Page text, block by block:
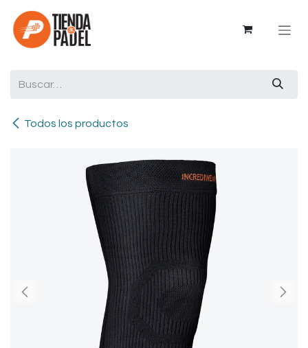
Ir al contenido
Todos los productos